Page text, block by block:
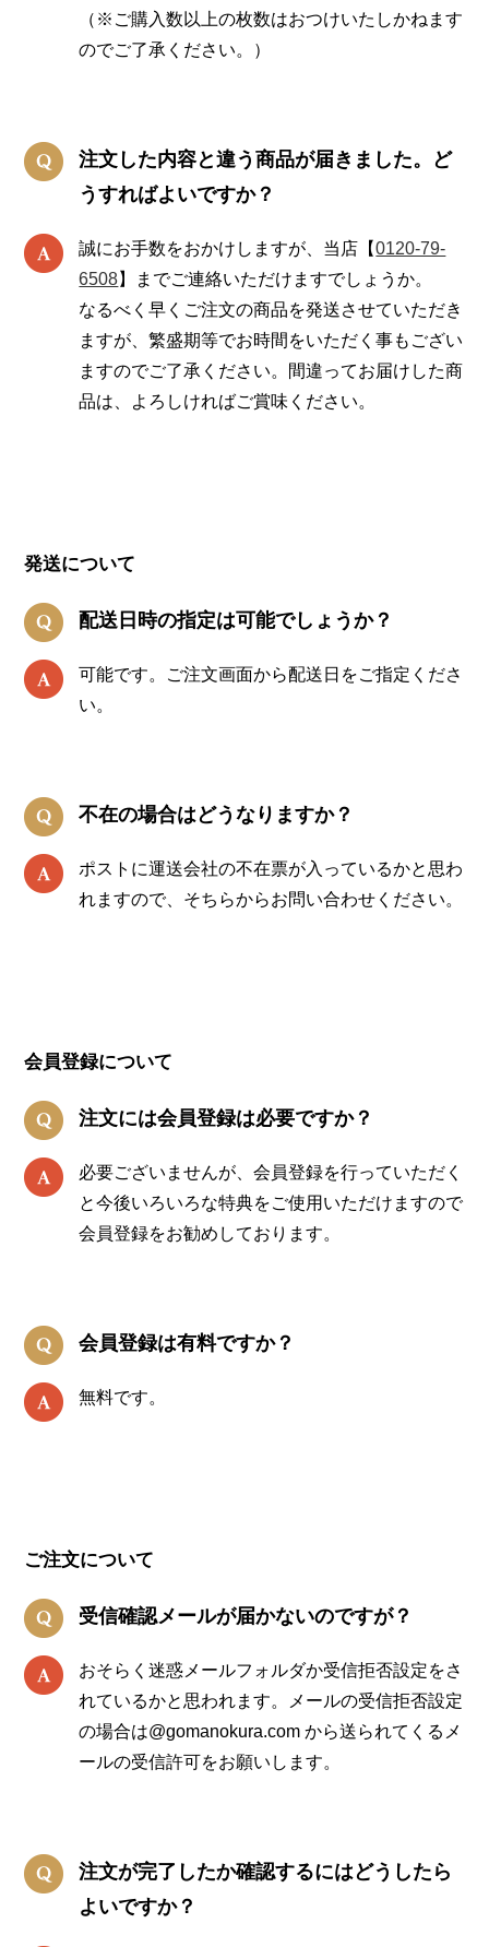
（※ご購入数以上の枚数はおつけいたしかねます
のでご了承ください。）
注文した内容と違う商品が届きました。ど
うすればよいですか？
誠にお手数をおかけしますが、当店【0120-79-
6508】までご連絡いただけますでしょうか。
なるべく早くご注文の商品を発送させていただき
ますが、繁盛期等でお時間をいただく事もござい
ますのでご了承ください。間違ってお届けした商
品は、よろしければご賞味ください。
発送について
配送日時の指定は可能でしょうか？
可能です。ご注文画面から配送日をご指定くださ
い。
不在の場合はどうなりますか？
ポストに運送会社の不在票が入っているかと思わ
れますので、そちらからお問い合わせください。
会員登録について
注文には会員登録は必要ですか？
必要ございませんが、会員登録を行っていただく
と今後いろいろな特典をご使用いただけますので
会員登録をお勧めしております。
会員登録は有料ですか？
無料です。
ご注文について
受信確認メールが届かないのですが？
おそらく迷惑メールフォルダか受信拒否設定をさ
れているかと思われます。メールの受信拒否設定
の場合は@gomanokura.com から送られてくるメ
ールの受信許可をお願いします。
注文が完了したか確認するにはどうしたら
よいですか？